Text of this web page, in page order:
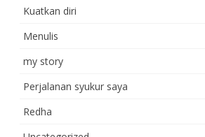
Kuatkan diri
Menulis
my story
Perjalanan syukur saya
Redha